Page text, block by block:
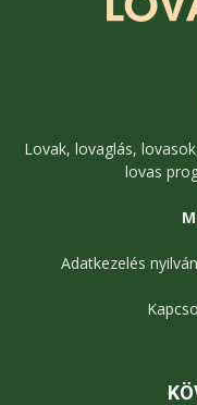
Lovak, lovaglás,
lovas
Adatkezelés